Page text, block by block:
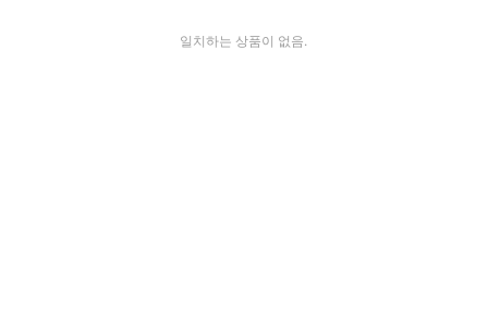
일치하는 상품이 없음.